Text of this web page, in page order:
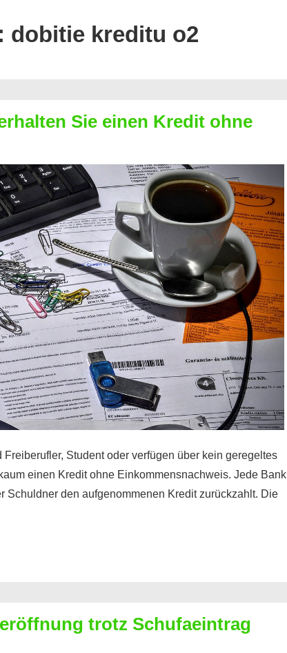
dobitie kreditu o2
Sie einen Kredit ohne
Student oder verfügen über kein geregeltes
einen Kredit ohne Einkommensnachweis. Jede Bank
Schuldner den aufgenommenen Kredit zurückzahlt. Die
trotz Schufaeintrag